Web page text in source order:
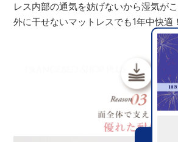
レス内部の通気を妨げないから湿気が
外に干せないマットレスでも1年中快適！